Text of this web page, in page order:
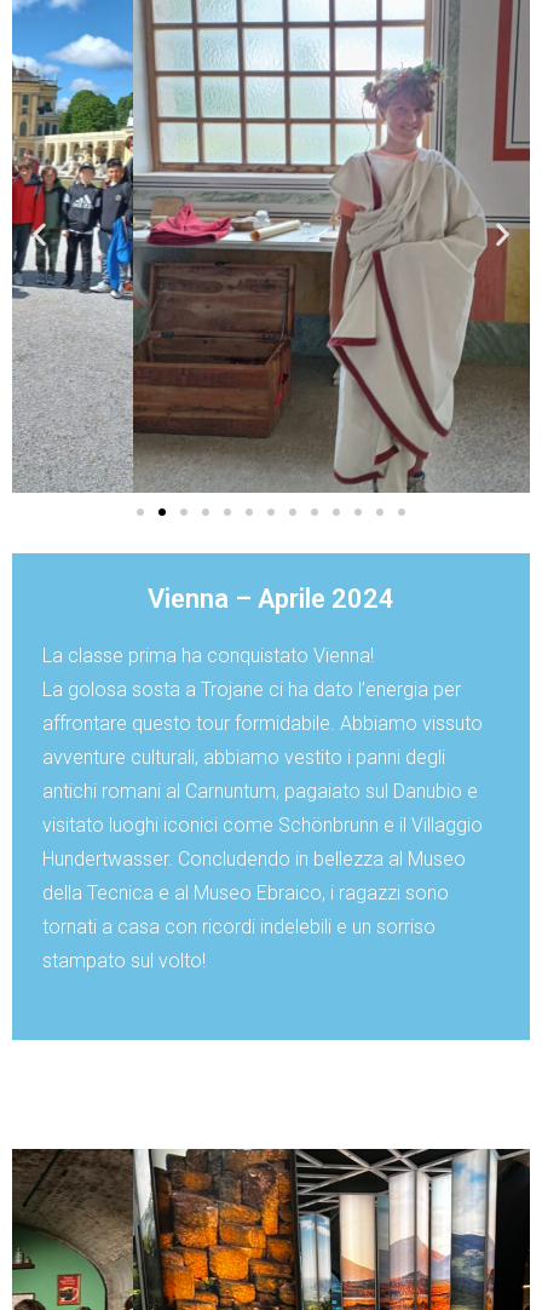
Vienna – Aprile 2024
La classe prima ha conquistato Vienna!
La golosa sosta a Trojane ci ha dato l’energia per
affrontare questo tour formidabile. Abbiamo vissuto
avventure culturali, abbiamo vestito i panni degli
antichi romani al Carnuntum, pagaiato sul Danubio e
visitato luoghi iconici come Schönbrunn e il Villaggio
Hundertwasser. Concludendo in bellezza al Museo
della Tecnica e al Museo Ebraico, i ragazzi sono
tornati a casa con ricordi indelebili e un sorriso
stampato sul volto!